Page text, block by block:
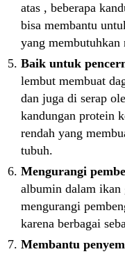
atas , beberapa
bisa membantu
yang
Baik untuk
lembut membuat
dan juga di serap
kandungan protein
rendah yang
tubuh.
Mengurangi
albumin dalam ikan
mengurangi
karena berbagai
Membantu